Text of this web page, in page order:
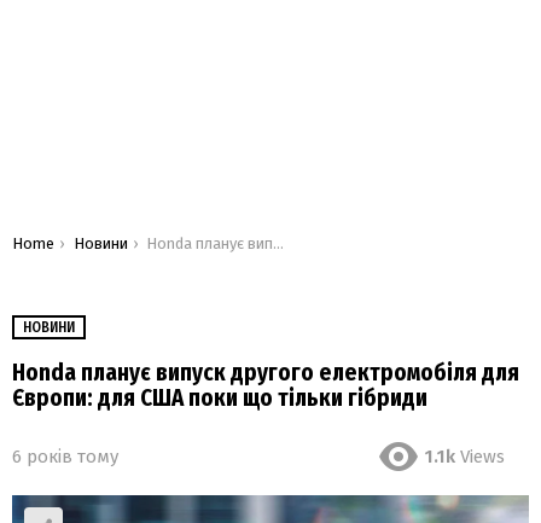
You are here:
Home Новини Honda планує випуск другого електромобіля для Європи: для США поки що тільки гібриди
НОВИНИ
Honda планує випуск другого електромобіля для
Європи: для США поки що тільки гібриди
6 років тому 1.1k Views